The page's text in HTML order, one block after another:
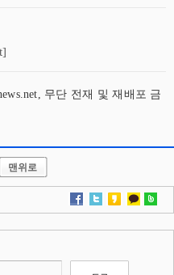
무단 전재 및 재배포 금
맨위로